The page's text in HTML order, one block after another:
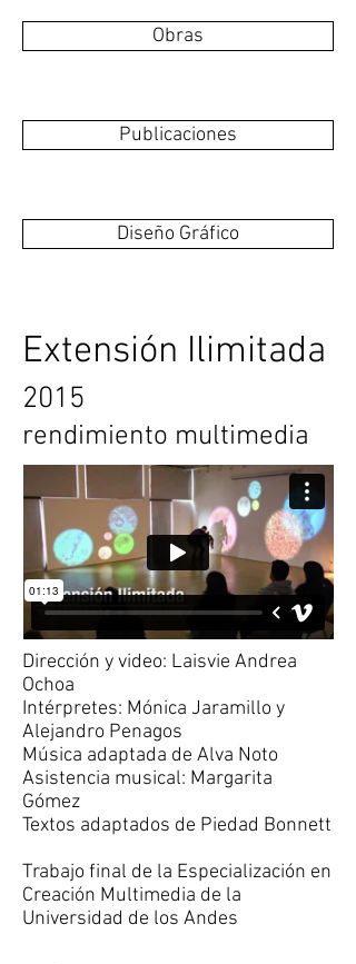
Obras
Publicaciones
Diseño Gráfico
Extensión Ilimitada
2015
rendimiento multimedia
Dirección y video: Laisvie Andrea
Ochoa
Intérpretes: Mónica Jaramillo y
Alejandro Penagos
Música adaptada de Alva Noto
Asistencia musical: Margarita
Gómez
Textos adaptados de Piedad Bonnett
Trabajo final de la Especialización en
Creación Multimedia de la
Universidad de los Andes